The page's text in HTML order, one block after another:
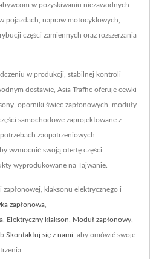
w pozyskiwaniu niezawodnych
pojazdach, napraw motocyklowych,
części zamiennych oraz rozszerzania
w produkcji, stabilnej kontroli
dostawie, Asia Traffic oferuje cewki
oporniki świec zapłonowych, moduły
samochodowe zaprojektowane z
zaopatrzeniowych.
wzmocnić swoją ofertę części
wyprodukowane na Tajwanie.
zapłonowej, klaksonu elektrycznego i
zapłonowa
Elektryczny klakson Moduł zapłonowy
Skontaktuj się z nami , aby omówić swoje